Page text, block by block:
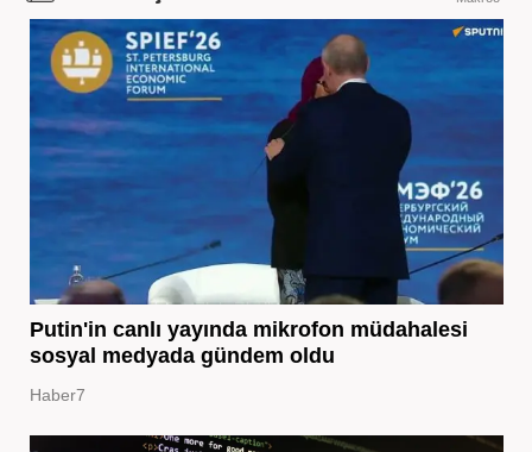
Putin'in canlı yayında mikrofon müdahalesi
sosyal medyada gündem oldu
Haber7